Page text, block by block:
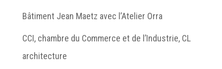
Bâtiment Jean Maetz avec l’Atelier Orra
CCI, chambre du Commerce et de l’Industrie, CL
architecture